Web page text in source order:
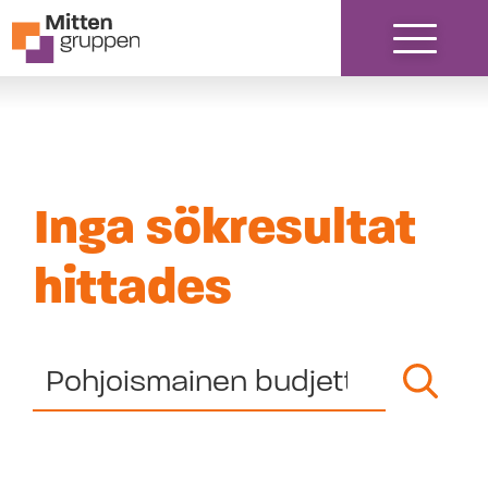
Hoppa till innehåll
Inga sökresultat
hittades
Search